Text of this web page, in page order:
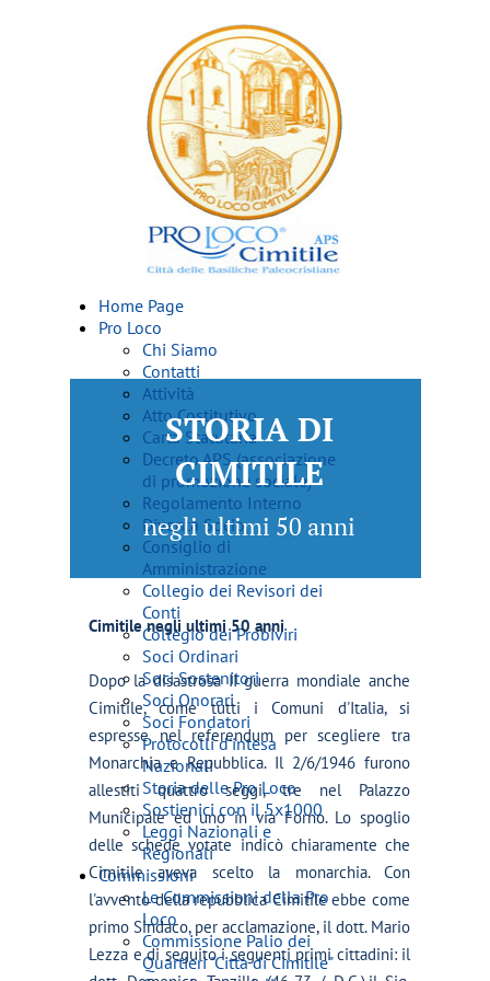
STORIA DI
CIMITILE
negli ultimi 50 anni
Cimitile negli ultimi 50 anni
Dopo la disastrosa II guerra mondiale anche
Cimitile, come tutti i Comuni d'Italia, si
espresse nel referendum per scegliere tra
Monarchia e Repubblica. Il 2/6/1946 furono
allestiti quattro seggi, tre nel Palazzo
Municipale ed uno in via Forno. Lo spoglio
delle schede votate indicò chiaramente che
Cimitile aveva scelto la monarchia. Con
l'avvento della repubblica Cimitile ebbe come
primo Sindaco, per acclamazione, il dott. Mario
Lezza e di seguito i seguenti primi cittadini: il
Home Page
Pro Loco
Chi Siamo
Contatti
Attività
Atto Costitutivo
Carta Statutaria
Decreto APS (associazione
di promozione sociale)
Regolamento Interno
Diventa Socio
Consiglio di
Amministrazione
Collegio dei Revisori dei
Conti
Collegio dei Probiviri
Soci Ordinari
Soci Sostenitori
Soci Onorari
Soci Fondatori
Protocolli d'intesa
Nazionali
Storia delle Pro Loco
Sostienici con il 5x1000
Leggi Nazionali e
Regionali
Commissioni
Le Commissioni della Pro
Loco
Commissione Palio dei
Quartieri "Città di Cimitile"